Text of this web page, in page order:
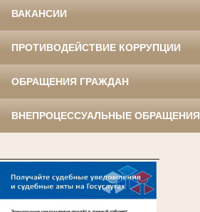
ВАКАНСИИ
ПРОТИВОДЕЙСТВИЕ КОРРУПЦИИ
ОБРАЩЕНИЯ ГРАЖДАН
ВНЕПРОЦЕССУАЛЬНЫЕ ОБРАЩЕНИЯ